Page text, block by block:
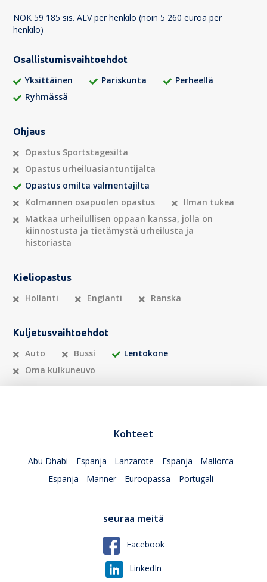
NOK 59 185 sis. ALV per henkilö (noin 5 260 euroa per
henkilö)
Osallistumisvaihtoehdot
Yksittäinen Pariskunta
Perheellä
Ryhmässä
Ohjaus
Opastus Sportstagesilta
Opastus urheiluasiantuntijalta
Opastus omilta valmentajilta
Kolmannen osapuolen opastus
Ilman tukea
Matkaa urheilullisen oppaan kanssa, jolla on
kiinnostusta ja tietämystä urheilusta ja
historiasta
Kieliopastus
Hollanti Englanti Ranska
Kuljetusvaihtoehdot
Auto Bussi
Lentokone
Oma kulkuneuvo
Kohteet
Abu Dhabi Espanja - Lanzarote
Espanja - Mallorca
Espanja - Manner
Euroopassa Portugali
seuraa meitä
Facebook
LinkedIn